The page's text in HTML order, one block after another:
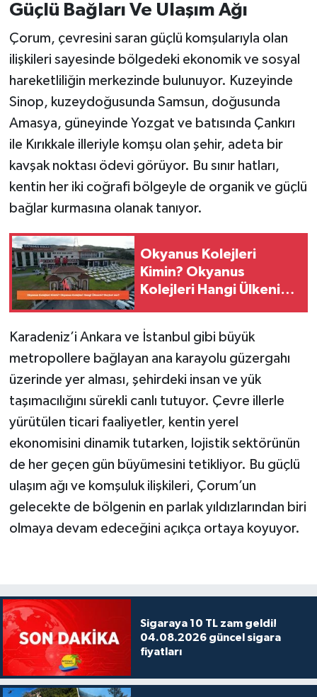
Güçlü Bağları Ve Ulaşım Ağı
Çorum, çevresini saran güçlü komşularıyla olan
ilişkileri sayesinde bölgedeki ekonomik ve sosyal
hareketliliğin merkezinde bulunuyor. Kuzeyinde
Sinop, kuzeydoğusunda Samsun, doğusunda
Amasya, güneyinde Yozgat ve batısında Çankırı
ile Kırıkkale illeriyle komşu olan şehir, adeta bir
kavşak noktası ödevi görüyor. Bu sınır hatları,
kentin her iki coğrafi bölgeyle de organik ve güçlü
bağlar kurmasına olanak tanıyor.
Okyanus Kolejleri
Kimin? Okyanus
Kolejleri Hangi Ülkenin?
Karadeniz’i Ankara ve İstanbul gibi büyük
metropollere bağlayan ana karayolu güzergahı
üzerinde yer alması, şehirdeki insan ve yük
taşımacılığını sürekli canlı tutuyor. Çevre illerle
yürütülen ticari faaliyetler, kentin yerel
ekonomisini dinamik tutarken, lojistik sektörünün
de her geçen gün büyümesini tetikliyor. Bu güçlü
ulaşım ağı ve komşuluk ilişkileri, Çorum’un
gelecekte de bölgenin en parlak yıldızlarından biri
olmaya devam edeceğini açıkça ortaya koyuyor.
Sigaraya 10 TL zam geldi!
04.08.2026 güncel sigara
fiyatları